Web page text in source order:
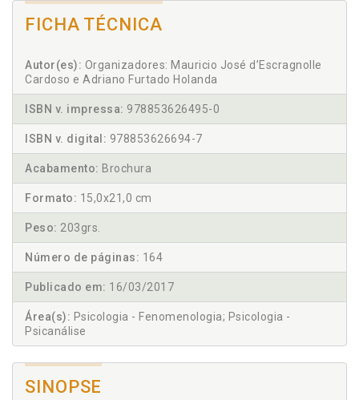
FICHA TÉCNICA
Autor(es): Organizadores: Mauricio José d’Escragnolle
Cardoso e Adriano Furtado Holanda
ISBN v. impressa: 978853626495-0
ISBN v. digital: 978853626694-7
Acabamento: Brochura
Formato: 15,0x21,0 cm
Peso: 203grs.
Número de páginas: 164
Publicado em: 16/03/2017
Área(s): Psicologia - Fenomenologia; Psicologia -
Psicanálise
SINOPSE